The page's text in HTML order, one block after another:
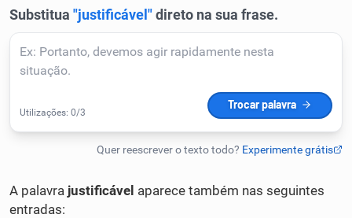
Corrigir Texto
Humanizador de IA
A palavra justificável aparece também nas seguintes
entradas: